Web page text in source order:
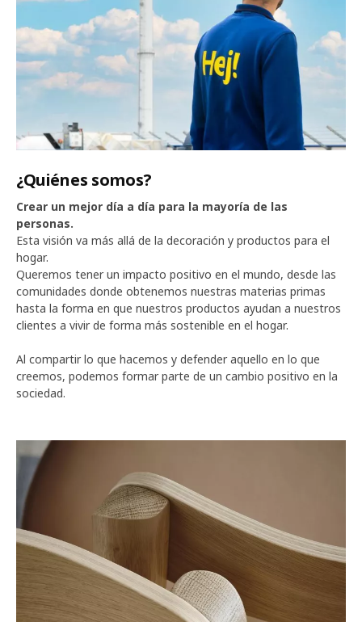
¿Quiénes somos?
Crear un mejor día a día para la mayoría de las
personas.
Esta visión va más allá de la decoración y productos para el
hogar.
Queremos tener un impacto positivo en el mundo, desde las
comunidades donde obtenemos nuestras materias primas
hasta la forma en que nuestros productos ayudan a nuestros
clientes a vivir de forma más sostenible en el hogar.
Al compartir lo que hacemos y defender aquello en lo que
creemos, podemos formar parte de un cambio positivo en la
sociedad.